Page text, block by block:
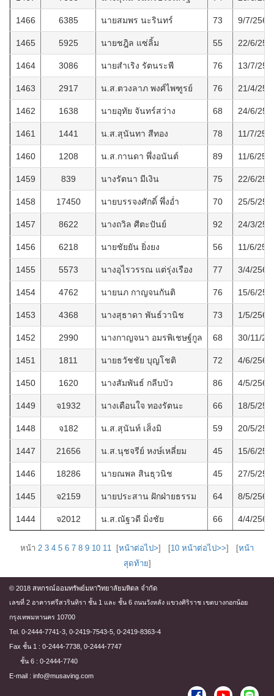
1466 6385 นายสมพร นะรินทร์ 73 9/7/2569
1465 5925 นายชฎิล แซ่ลิ้ม 55 22/6/
1464 3086 นายสำเริง รัตนระพี 76 13/7/
1463 2917 น.ส.ตวงลาภ พงศ์ไพฑูรย์ 76 21/4/
1462 1638 นายอุทัย จันทร์สว่าง 68 24/6/
1461 1441 น.ส.สุนันทา สีทอง 78 11/7/
1460 1208 น.ส.กานดา พึ่งอนันต์ 89 11/6/
1459 839 นางรัตนา มีเงิน 75 22/6/
1458 17450 นายบรรจงศักดิ์ พึ่งอ่ำ 70 25/5/
1457 8622 นางถวิล ศีตะปันย์ 92 24/3/
1456 6218 นายชัยยัน ยิ่งยง 56 11/6/
1455 5573 นางอุไรวรรณ แต่รุ่งเรือง 77 3/4/2569
1454 4762 นายนภ กาญจนกันติ 76 15/6/
1453 4368 นางสุธาดา พันธ์วานิช 73 1/5/2569
1452 2990 นางกาญจนา อมรพิเชษฐ์กูล 68 30/11/
1451 1811 นายธวัชชัย บุญโชติ 72 4/6/2569
1450 1620 นางสัมพันธ์ กลีบบัว 86 4/5/2569
1449 จ1932 นางเตือนใจ ทองรัตนะ 66 18/5/
1448 จ182 น.ส.สุนันท์ เส็งมิ 59 20/5/
1447 21656 น.ส.นุชจรีย์ หงษ์เหลี่ยม 45 15/6/
1446 18286 นายณพล สินธุวนิช 45 27/5/
1445 จ2159 นายประสาน ฝักฝ่ายธรรม 64 8/5/2569
1444 จ2012 น.ส.ณัฐวดี มิ่งชัย 66 4/4/2569
หน้า 2 3 4 5 6 7 8 9 10 11 [หน้าต่อไป>] [10 หน้าต่อไป>>] [หน้า
สุดท้าย]
© 2018 สหกรณ์ออมทรัพย์มหาวิทยาลัยมหิดล จำกัด
เลขที่ 2 อาคารศรีสวรินทิรา ชั้น 1 และ ชั้น 6 ถนนวังหลัง แขวงศิริราช เขตบางกอกน้อย
กรุงเทพมหานคร 10700
Tel. 0-2444-7741-3, 0-2419-7543-5, 0-2419-8363-4
Fax ชั้น 1 : 0-2444-7738, 0-2444-7747
ชั้น 6 : 0-2444-7740
E-mail : info@musaving.com